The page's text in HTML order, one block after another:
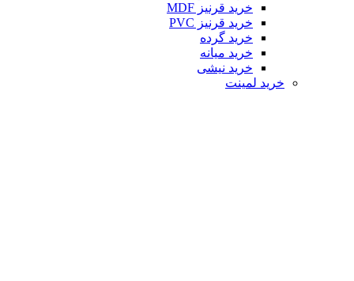
خرید قرنیز MDF
خرید قرنیز PVC
خرید گرده
خرید میانه
خرید نیشی
خرید لمینت